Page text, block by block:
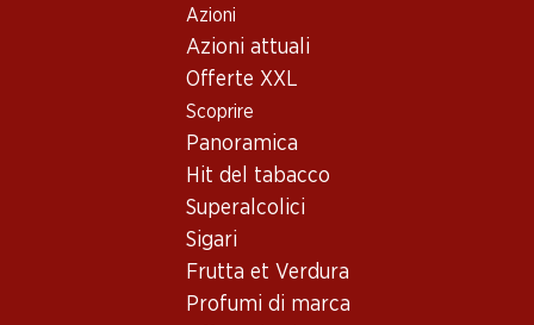
Azioni
Azioni attuali
Offerte XXL
Scoprire
Panoramica
Hit del tabacco
Superalcolici
Sigari
Frutta et Verdura
Profumi di marca
Vino/champagne
Sicilia
Vino rosso - Italia, Sicilia
Sicilia
Trinacria Nero d’Avola
Bottiglia: 9.95
Passìo Nero